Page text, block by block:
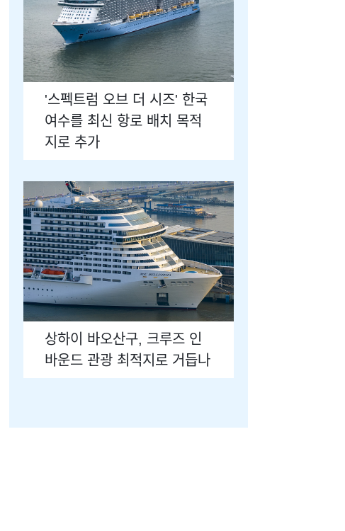
'스펙트럼 오브 더 시즈' 한국
여수를 최신 항로 배치 목적
지로 추가
상하이 바오산구, 크루즈 인
바운드 관광 최적지로 거듭나